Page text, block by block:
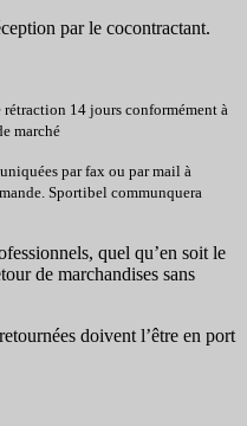
par le cocontractant.
14 jours conformément à
marché
par fax ou par mail à
Sportibel communquera
quel qu’en soit le
de marchandises sans
doivent l’être en port